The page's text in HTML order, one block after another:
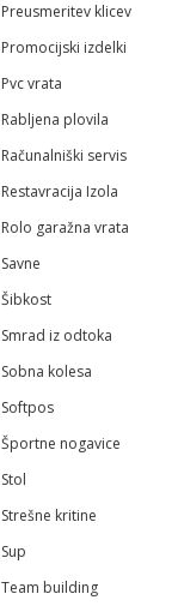
Preusmeritev klicev
Promocijski izdelki
Pvc vrata
Rabljena plovila
Računalniški servis
Restavracija Izola
Rolo garažna vrata
Savne
Šibkost
Smrad iz odtoka
Sobna kolesa
Softpos
Športne nogavice
Stol
Strešne kritine
Sup
Team building